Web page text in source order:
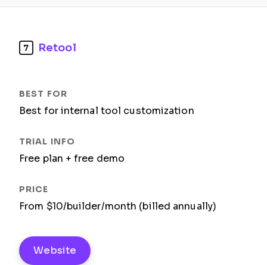
7 Retool
Best for internal tool customization
Free plan + free demo
From $10/builder/month (billed annually)
Website